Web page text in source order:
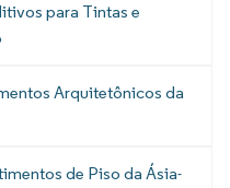
para Tintas e
Arquitetônicos da
de Piso da Ásia-